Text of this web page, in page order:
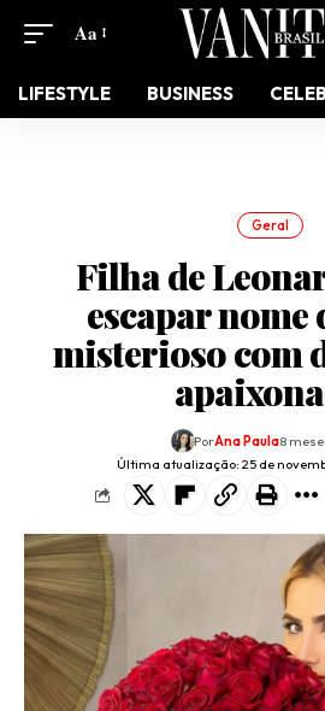
Aa
LIFESTYLE BUSINESS
Geral
Filha de
escapar nome
misterioso com
Última atualização: 25 de
PorAna Paula8